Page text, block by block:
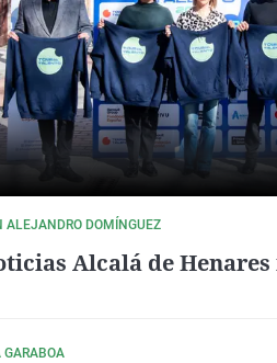
ALEJANDRO DOMÍNGUEZ
Alcalá de Henares